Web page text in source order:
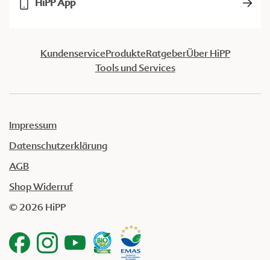
HiPP App
KundenserviceProdukteRatgeberÜber HiPP
Tools und Services
Impressum
Datenschutzerklärung
AGB
Shop Widerruf
© 2026 HiPP